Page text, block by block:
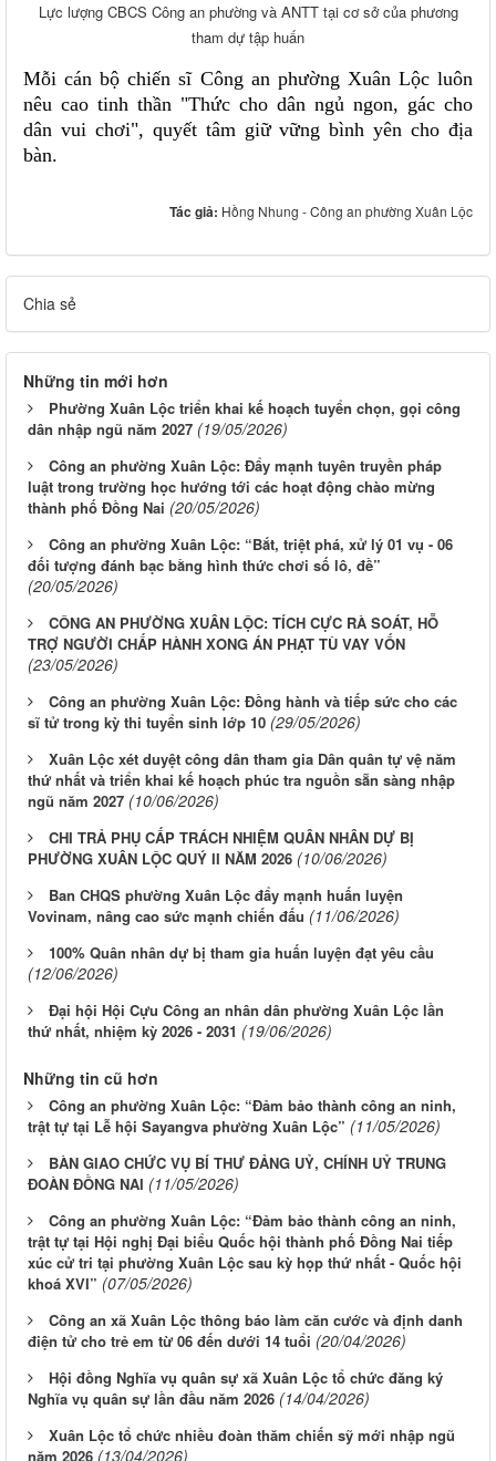
Lực lượng CBCS Công an phường và ANTT tại cơ sở của phương
tham dự tập huấn
Mỗi cán bộ chiến sĩ Công an phường Xuân Lộc luôn
nêu cao tinh thần "Thức cho dân ngủ ngon, gác cho
dân vui chơi", quyết tâm giữ vững bình yên cho địa
bàn.
Tác giả: Hồng Nhung - Công an phường Xuân Lộc
Chia sẻ
Những tin mới hơn
Phường Xuân Lộc triển khai kế hoạch tuyển chọn, gọi công
dân nhập ngũ năm 2027 (19/05/2026)
Công an phường Xuân Lộc: Đẩy mạnh tuyên truyền pháp
luật trong trường học hướng tới các hoạt động chào mừng
thành phố Đồng Nai (20/05/2026)
Công an phường Xuân Lộc: “Bắt, triệt phá, xử lý 01 vụ - 06
đối tượng đánh bạc bằng hình thức chơi số lô, đề”
(20/05/2026)
CÔNG AN PHƯỜNG XUÂN LỘC: TÍCH CỰC RÀ SOÁT, HỖ
TRỢ NGƯỜI CHẤP HÀNH XONG ÁN PHẠT TÙ VAY VỐN
(23/05/2026)
Công an phường Xuân Lộc: Đồng hành và tiếp sức cho các
sĩ tử trong kỳ thi tuyển sinh lớp 10 (29/05/2026)
Xuân Lộc xét duyệt công dân tham gia Dân quân tự vệ năm
thứ nhất và triển khai kế hoạch phúc tra nguồn sẵn sàng nhập
ngũ năm 2027 (10/06/2026)
CHI TRẢ PHỤ CẤP TRÁCH NHIỆM QUÂN NHÂN DỰ BỊ
PHƯỜNG XUÂN LỘC QUÝ II NĂM 2026 (10/06/2026)
Ban CHQS phường Xuân Lộc đẩy mạnh huấn luyện
Vovinam, nâng cao sức mạnh chiến đấu (11/06/2026)
100% Quân nhân dự bị tham gia huấn luyện đạt yêu cầu
(12/06/2026)
Đại hội Hội Cựu Công an nhân dân phường Xuân Lộc lần
thứ nhất, nhiệm kỳ 2026 - 2031 (19/06/2026)
Những tin cũ hơn
Công an phường Xuân Lộc: “Đảm bảo thành công an ninh,
trật tự tại Lễ hội Sayangva phường Xuân Lộc” (11/05/2026)
BÀN GIAO CHỨC VỤ BÍ THƯ ĐẢNG UỶ, CHÍNH UỶ TRUNG
ĐOÀN ĐỒNG NAI (11/05/2026)
Công an phường Xuân Lộc: “Đảm bảo thành công an ninh,
trật tự tại Hội nghị Đại biểu Quốc hội thành phố Đồng Nai tiếp
xúc cử tri tại phường Xuân Lộc sau kỳ họp thứ nhất - Quốc hội
khoá XVI” (07/05/2026)
Công an xã Xuân Lộc thông báo làm căn cước và định danh
điện tử cho trẻ em từ 06 đến dưới 14 tuổi (20/04/2026)
Hội đồng Nghĩa vụ quân sự xã Xuân Lộc tổ chức đăng ký
Nghĩa vụ quân sự lần đầu năm 2026 (14/04/2026)
Xuân Lộc tổ chức nhiều đoàn thăm chiến sỹ mới nhập ngũ
năm 2026 (13/04/2026)